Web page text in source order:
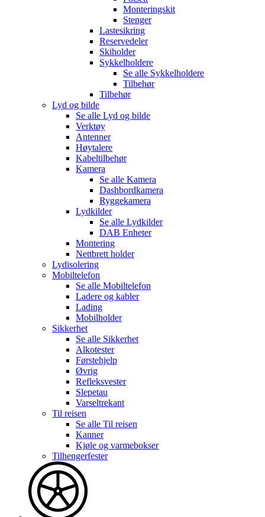
Monteringskit
Stenger
Lastesikring
Reservedeler
Skiholder
Sykkelholdere
Se alle Sykkelholdere
Tilbehør
Tilbehør
Lyd og bilde
Se alle Lyd og bilde
Verktøy
Antenner
Høytalere
Kabeltilbehør
Kamera
Se alle Kamera
Dashbordkamera
Ryggekamera
Lydkilder
Se alle Lydkilder
DAB Enheter
Montering
Nettbrett holder
Lydisolering
Mobiltelefon
Se alle Mobiltelefon
Ladere og kabler
Lading
Mobilholder
Sikkerhet
Se alle Sikkerhet
Alkotester
Førstehjelp
Øvrig
Refleksvester
Slepetau
Varseltrekant
Til reisen
Se alle Til reisen
Kanner
Kjøle og varmebokser
Tilhengerfester